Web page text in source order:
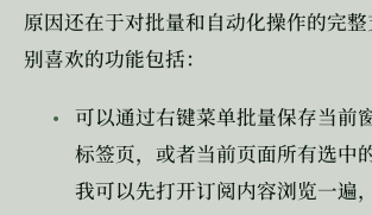
原因还在于对批量和自动化操作的完
别喜欢的功能包括：
可以通过右键菜单批量保存当前
标签页，或者当前页面所有选中
我可以先打开订阅内容浏览一遍